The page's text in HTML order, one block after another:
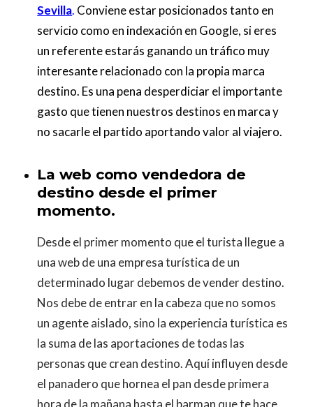
Sevilla. Conviene estar posicionados tanto en
servicio como en indexación en Google, si eres
un referente estarás ganando un tráfico muy
interesante relacionado con la propia marca
destino. Es una pena desperdiciar el importante
gasto que tienen nuestros destinos en marca y
no sacarle el partido aportando valor al viajero.
La web como vendedora de
destino desde el primer
momento.
Desde el primer momento que el turista llegue a
una web de una empresa turística de un
determinado lugar debemos de vender destino.
Nos debe de entrar en la cabeza que no somos
un agente aislado, sino la experiencia turística es
la suma de las aportaciones de todas las
personas que crean destino. Aquí influyen desde
el panadero que hornea el pan desde primera
hora de la mañana hasta el barman que te hace